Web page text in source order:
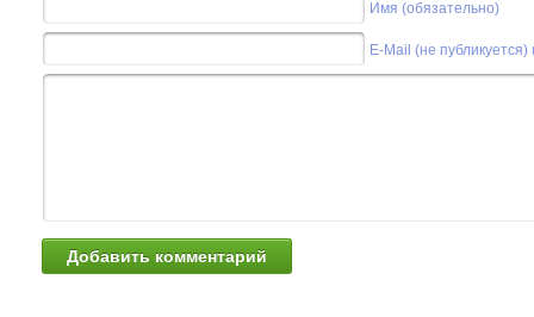
Имя (обязательно)
E-Mail (не